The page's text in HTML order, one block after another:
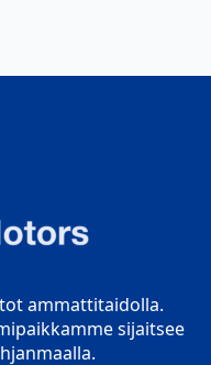
ammattitaidolla.
sijaitsee